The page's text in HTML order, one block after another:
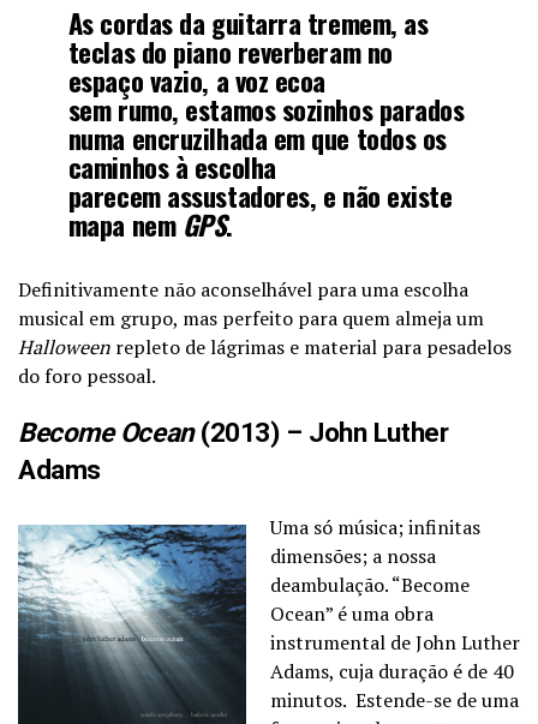
As cordas da guitarra tremem, as
teclas do piano reverberam no
espaço vazio, a voz ecoa
sem rumo, estamos sozinhos parados
numa encruzilhada em que todos os
caminhos à escolha
parecem assustadores, e não existe
mapa nem GPS.
Definitivamente não aconselhável para uma escolha
musical em grupo, mas perfeito para quem almeja um
Halloween repleto de lágrimas e material para pesadelos
do foro pessoal.
Become Ocean(2013) – John Luther
Adams
Uma só música; infinitas
dimensões; a nossa
deambulação. “Become
Ocean” é uma obra
instrumental de John Luther
Adams, cuja duração é de 40
minutos. Estende-se de uma